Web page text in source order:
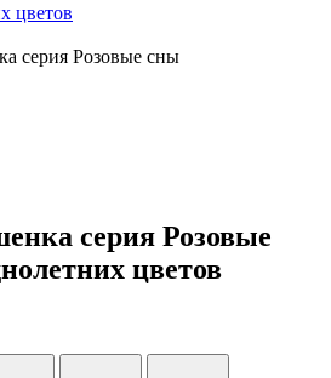
цветов
серия Розовые сны
серия Розовые
цветов